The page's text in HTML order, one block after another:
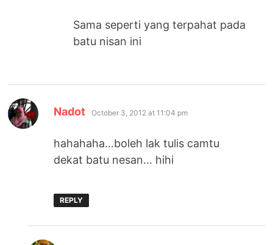
Sama seperti yang terpahat pada
batu nisan ini
Nadot says:
October 3, 2012 at 11:04 pm
hahahaha…boleh lak tulis camtu
dekat batu nesan… hihi
REPLY